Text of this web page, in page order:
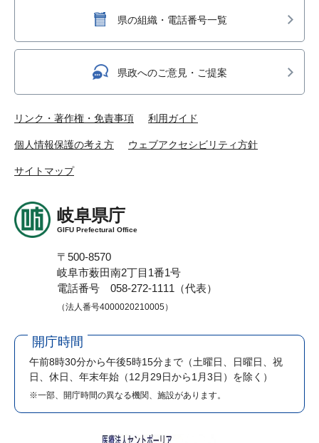
県の組織・電話番号一覧
県政へのご意見・ご提案
リンク・著作権・免責事項 利用ガイド
個人情報保護の考え方 ウェブアクセシビリティ方針
サイトマップ
岐阜県庁
GIFU Prefectural Office
〒500-8570
岐阜市薮田南2丁目1番1号
電話番号 058-272-1111（代表）
（法人番号4000020210005）
開庁時間
午前8時30分から午後5時15分まで （土曜日、日曜日、祝
日、休日、年末年始（12月29日から1月3日）を除く）
※一部、開庁時間の異なる機関、施設があります。